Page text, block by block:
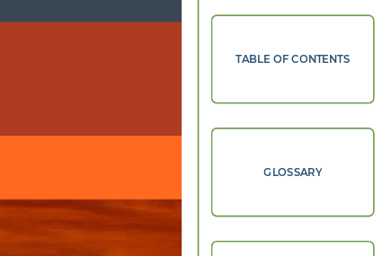
TABLE OF CONTENTS
GLOSSARY